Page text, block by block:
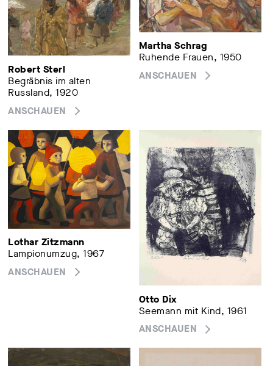
Robert Sterl
Begräbnis im alten
Russland, 1920
ANSCHAUEN
Martha Schrag
Ruhende Frauen, 1950
ANSCHAUEN
Lothar Zitzmann
Lampionumzug, 1967
ANSCHAUEN
Otto Dix
Seemann mit Kind, 1961
ANSCHAUEN